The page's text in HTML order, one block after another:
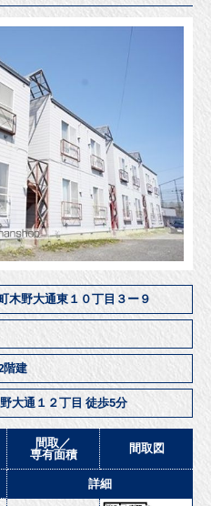
木野大通東１０丁目３ー９
階建
大通１２丁目 徒歩5分
間取／
専有面積
間取図
詳細